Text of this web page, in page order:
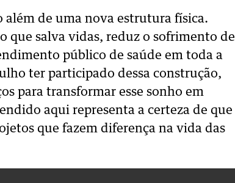
de uma nova estrutura física.
que salva vidas, reduz o sofrimento de
público de saúde em toda a
ter participado dessa construção,
para transformar esse sonho em
aqui representa a certeza de que
que fazem diferença na vida das